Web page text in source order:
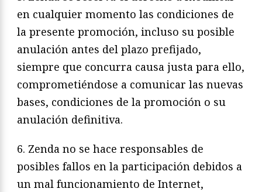
en cualquier momento las condiciones de
la presente promoción, incluso su posible
anulación antes del plazo prefijado,
siempre que concurra causa justa para ello,
comprometiéndose a comunicar las nuevas
bases, condiciones de la promoción o su
anulación definitiva.
6. Zenda no se hace responsables de
posibles fallos en la participación debidos a
un mal funcionamiento de Internet,